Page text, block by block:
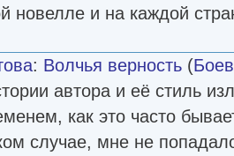
новелле и на каждой
: Волчья верность (
автора и её стиль
как это часто
случае, мне не